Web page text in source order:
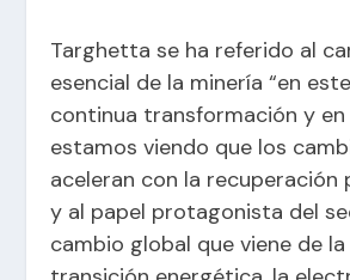
Targhetta se ha referido al
esencial de la minería “en
continua transformación y en
estamos viendo que los
aceleran con la recuperación
y al papel protagonista del
cambio global que viene de